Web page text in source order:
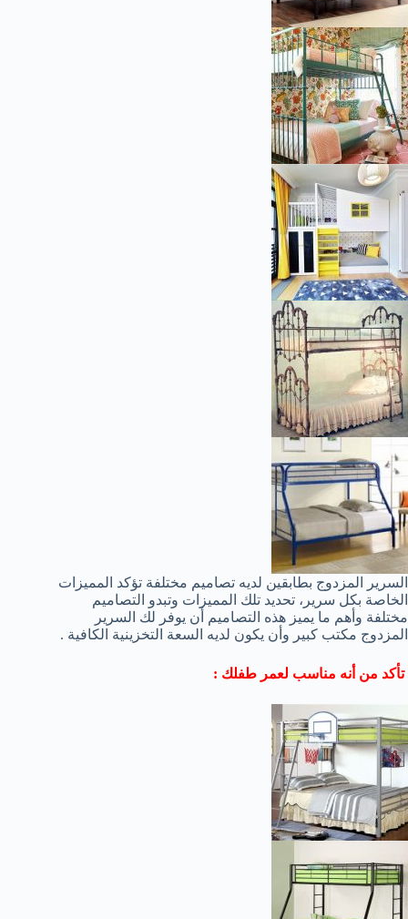
السرير المزدوج بطابقين لديه تصاميم مختلفة تؤكد المميزات
الخاصة بكل سرير، تحديد تلك المميزات وتبدو التصاميم
مختلفة وأهم ما يميز هذه التصاميم أن يوفر لك السرير
المزدوج مكتب كبير وأن يكون لديه السعة التخزينية الكافية .
تأكد من أنه مناسب لعمر طفلك :